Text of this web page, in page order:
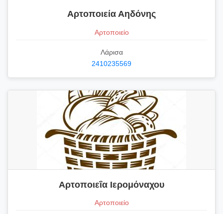
Αρτοποιεία Αηδόνης
Αρτοποιείο
Λάρισα
2410235569
Αρτοποιεΐα Ιερομόναχου
Αρτοποιείο